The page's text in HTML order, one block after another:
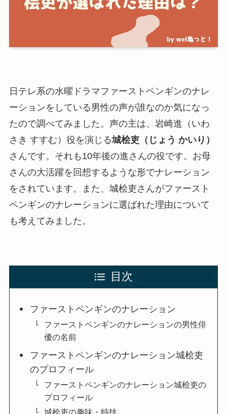
日テレ系の水曜ドラマファーストペンギンのナレ
ーションをしている男性の声が誰なのか気になっ
たので調べてみました。声の主は、岩崎進（いわ
さき すすむ）役を演じる城桧吏（じょう かいり）
さんです。それも10年後の進さんの役です。お母
さんの大活躍を回想するような形でナレーション
をされています。また、城桧吏さんがファースト
ペンギンのナレーションに選ばれた理由について
も考えてみました。
目次
ファーストペンギンのナレーション
ファーストペンギンのナレーションの男性俳
優の名前
ファーストペンギンのナレーション城桧吏
のプロフィール
ファーストペンギンのナレーション城桧吏の
プロフィール
城桧吏の趣味・特技